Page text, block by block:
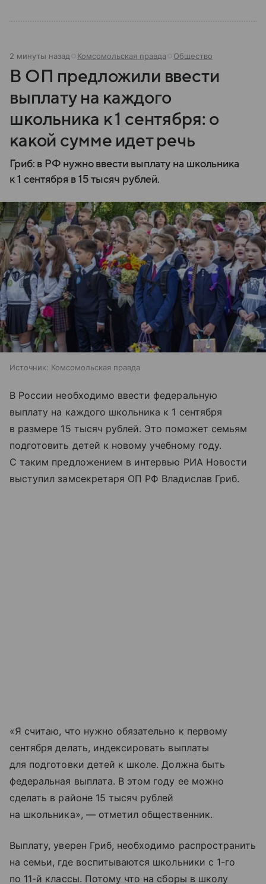
2 минуты назад Комсомольская правда Общество
В ОП предложили ввести
выплату на каждого
школьника к 1 сентября: о
какой сумме идет речь
Гриб: в РФ нужно ввести выплату на школьника
к 1 сентября в 15 тысяч рублей.
Источник: Комсомольская правда
В России необходимо ввести федеральную
выплату на каждого школьника к 1 сентября
в размере 15 тысяч рублей. Это поможет семьям
подготовить детей к новому учебному году.
С таким предложением в интервью РИА Новости
выступил замсекретаря ОП РФ Владислав Гриб.
«Я считаю, что нужно обязательно к первому
сентября делать, индексировать выплаты
для подготовки детей к школе. Должна быть
федеральная выплата. В этом году ее можно
сделать в районе 15 тысяч рублей
на школьника», — отметил общественник.
Выплату, уверен Гриб, необходимо распространить
на семьи, где воспитываются школьники с 1-го
по 11-й классы. Потому что на сборы в школу